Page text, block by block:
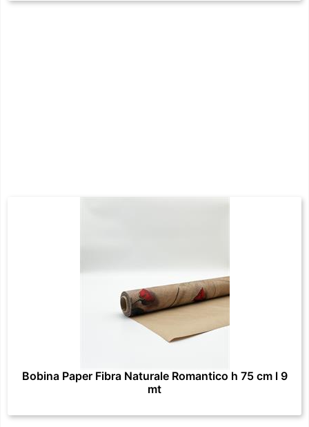
Bobina Paper Fibra Naturale Romantico h 75 cm l 9
mt